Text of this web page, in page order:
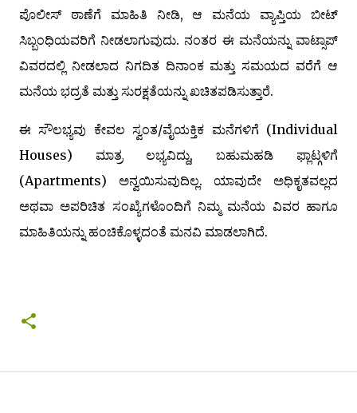
ಪೊಲೀಸ್ ಠಾಣೆಗೆ ಮಾಹಿತಿ ನೀಡಿ, ಆ ಮನೆಯ ವ್ಯಾಪ್ತಿಯ ಬೀಟ್
ಸಿಬ್ಬಂಧಿಯವರಿಗೆ ನೀಡಲಾಗುವುದು. ನಂತರ ಈ ಮನೆಯನ್ನು ವಾಟ್ಸಾಪ್
ವಿವರದಲ್ಲಿ ನೀಡಲಾದ ನಿಗದಿತ ದಿನಾಂಕ ಮತ್ತು ಸಮಯದ ವರೆಗೆ ಆ
ಮನೆಯ ಭದ್ರತೆ ಮತ್ತು ಸುರಕ್ಷತೆಯನ್ನು ಖಚಿತಪಡಿಸುತ್ತಾರೆ.
ಈ ಸೌಲಭ್ಯವು ಕೇವಲ ಸ್ವಂತ/ವೈಯಕ್ತಿಕ ಮನೆಗಳಿಗೆ (Individual
Houses) ಮಾತ್ರ ಲಭ್ಯವಿದ್ದು, ಬಹುಮಹಡಿ ಫ್ಲಾಟ್ಗಳಿಗೆ
(Apartments) ಅನ್ವಯಿಸುವುದಿಲ್ಲ. ಯಾವುದೇ ಅಧಿಕೃತವಲ್ಲದ
ಅಥವಾ ಅಪರಿಚಿತ ಸಂಖ್ಯೆಗಳೊಂದಿಗೆ ನಿಮ್ಮ ಮನೆಯ ವಿವರ ಹಾಗೂ
ಮಾಹಿತಿಯನ್ನು ಹಂಚಿಕೊಳ್ಳದಂತೆ ಮನವಿ ಮಾಡಲಾಗಿದೆ.